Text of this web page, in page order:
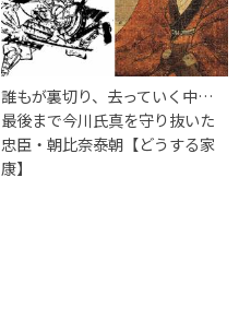
誰もが裏切り、去っていく中…
最後まで今川氏真を守り抜いた
忠臣・朝比奈泰朝【どうする家
康】